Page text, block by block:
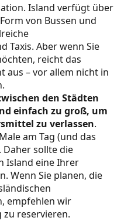
Essentials
Island verfügt über
von Bussen und
Taxis. Aber wenn Sie
reicht das
aus – vor allem nicht in
den Städten
einfach zu groß, um
zu verlassen.
am Tag (und das
Daher sollte die
Island eine Ihrer
Wenn Sie planen, die
empfehlen wir
reservieren.